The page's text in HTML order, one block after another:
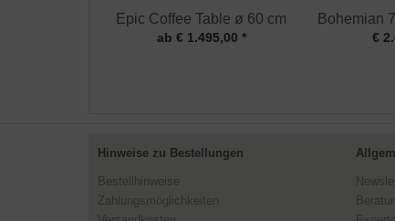
Epic Coffee Table ø 60 cm
ab € 1.495,00 *
Bohemian
€
Hinweise zu Bestellungen
Bestellhinweise
Zahlungsmöglichkeiten